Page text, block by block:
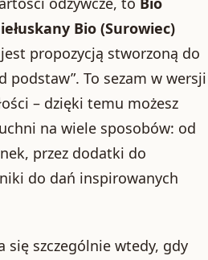
Bio (Surowiec)
jest propozycją stworzoną do
podstaw”. To sezam w wersji
– dzięki temu możesz
na wiele sposobów: od
przez dodatki do
do dań inspirowanych
się szczególnie wtedy, gdy